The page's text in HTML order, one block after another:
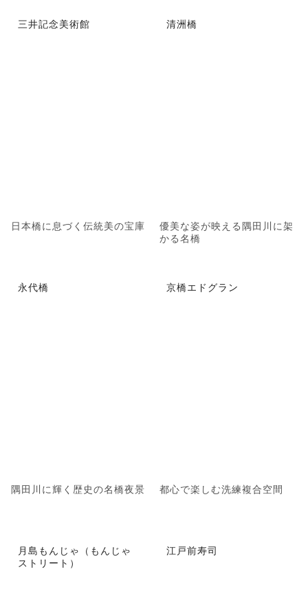
三井記念美術館
日本橋に息づく伝統美の宝庫
清洲橋
優美な姿が映える隅田川に架
かる名橋
永代橋
隅田川に輝く歴史の名橋夜景
京橋エドグラン
都心で楽しむ洗練複合空間
月島もんじゃ（もんじゃ
ストリート）
江戸前寿司